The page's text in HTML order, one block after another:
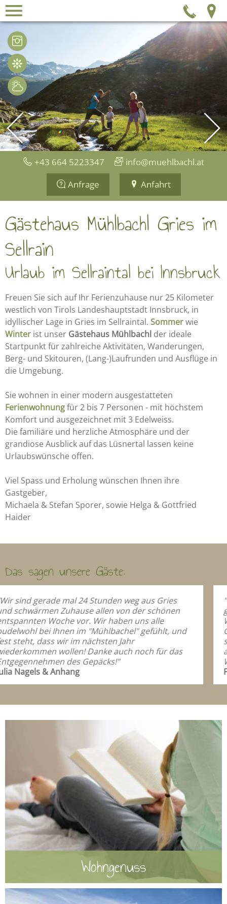
Menü
Holidaycheck
Wetter
+43 664 5223347
info@muehlbachl.at
Anfrage
Anfahrt
Gästehaus Mühlbachl Gries im
Sellrain
Urlaub im Sellraintal bei Innsbruck
Freuen Sie sich auf Ihr Ferienzuhause nur 25 Kilometer
westlich von Tirols Landeshauptstadt Innsbruck, in
idyllischer Lage in Gries im Sellraintal. Sommerwie
Winter ist unser Gästehaus Mühlbachl der ideale
Startpunkt für zahlreiche Aktivitäten, Wanderungen,
Berg- und Skitouren, (Lang-)Laufrunden und Ausflüge in
die Umgebung.
Sie wohnen in einer modern ausgestatteten
Ferienwohnungfür 2 bis 7 Personen - mit höchstem
Komfort und ausgezeichnet mit 3 Edelweiss.
Die familiäre und herzliche Atmosphäre und der
grandiose Ausblick auf das Lüsnertal lassen keine
Urlaubswünsche offen.
Viel Spass und Erholung wünschen Ihnen ihre
Gastgeber,
Michaela & Stefan Sporer, sowie Helga & Gottfried
Haider
Das sagen unsere Gäste:
weg aus Gries
der schönen
uns alle
gefühlt, und
noch für das
"Vielen Dank für die Tage, die
gepflegten, gemütlichem Haus
Wir waren nun schon zum
Gast und bestimmt nicht das
schönen Blick auf die Berge ist
angesagt. Die zentrale Lage
Wanderungen ein."
Wohngenuss